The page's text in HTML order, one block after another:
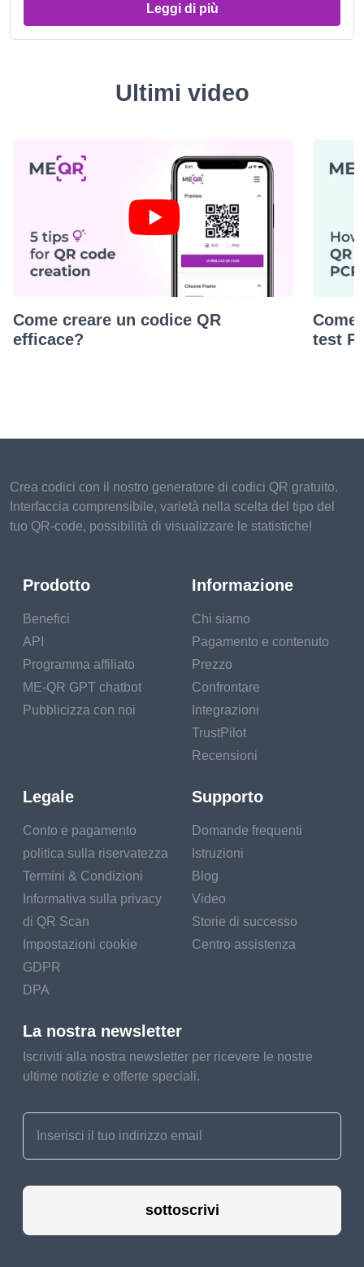
Leggi di più
Ultimi video
Come creare un codice QR
efficace?
Come
test
Crea codici con il nostro generatore di codici QR gratuito.
Interfaccia comprensibile, varietà nella scelta del tipo del
tuo QR-code, possibilità di visualizzare le statistiche!
Prodotto
Benefici
API
Programma affiliato
ME-QR GPT chatbot
Pubblicizza con noi
Informazione
Chi siamo
Pagamento e contenuto
Prezzo
Confrontare
Integrazioni
TrustPilot
Recensioni
Legale
Conto e pagamento
politica sulla riservatezza
Termini & Condizioni
Informativa sulla privacy
di QR Scan
Impostazioni cookie
GDPR
DPA
Supporto
Domande frequenti
Istruzioni
Blog
Video
Storie di successo
Centro assistenza
La nostra newsletter
Iscriviti alla nostra newsletter per ricevere le nostre
ultime notizie e offerte speciali.
sottoscrivi